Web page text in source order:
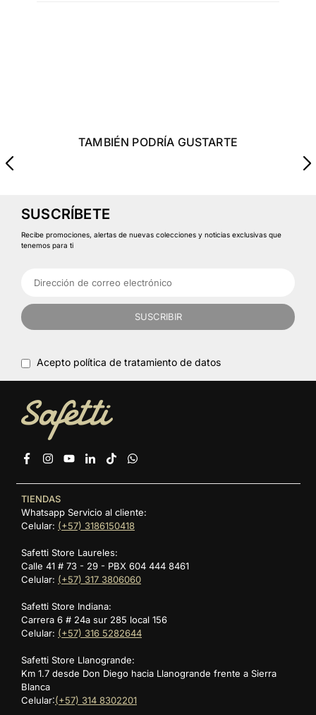
TAMBIÉN PODRÍA GUSTARTE
SUSCRÍBETE
Recibe promociones, alertas de nuevas colecciones y noticias exclusivas que
tenemos para ti
SUSCRIBIR
Acepto política de tratamiento de datos
FacebookInstagram
YouTubeLinkedin
TikTok
TIENDAS
Whatsapp Servicio al cliente:
Celular: (+57) 3186150418
Safetti Store Laureles:
Calle 41 # 73 - 29 - PBX 604 444 8461
Celular: (+57) 317 3806060
Safetti Store Indiana:
Carrera 6 # 24a sur 285 local 156
Celular: (+57) 316 5282644
Safetti Store Llanogrande:
Km 1.7 desde Don Diego hacia Llanogrande frente a Sierra
Blanca
Celular:(+57) 314 8302201